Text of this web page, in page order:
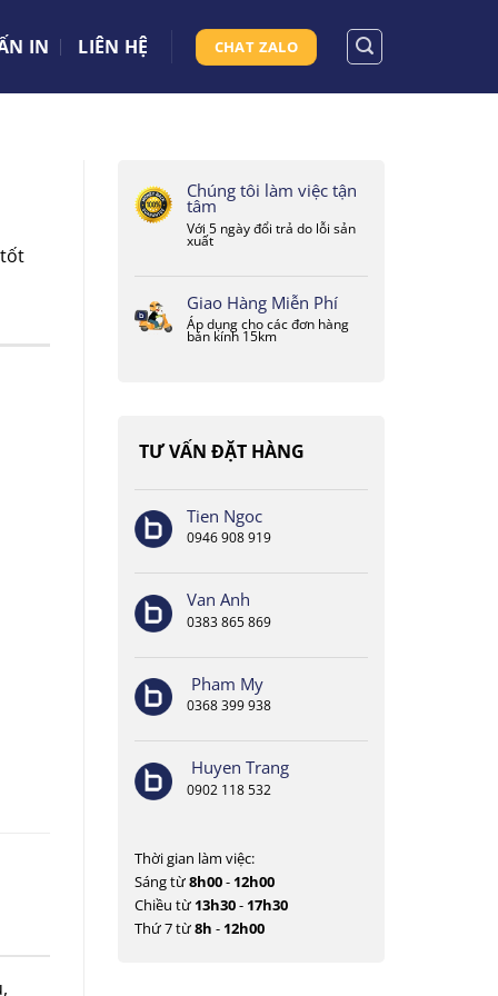
IN LIÊN HỆ CHAT ZALO
Chúng tôi làm việc tận
tâm
Với 5 ngày đổi trả do lỗi sản
xuất
Giao Hàng Miễn Phí
Áp dụng cho các đơn hàng
bán kính 15km
TƯ VẤN ĐẶT HÀNG
Tien Ngoc
0946 908 919
Van Anh
0383 865 869
Pham My
0368 399 938
Huyen Trang
0902 118 532
Thời gian làm việc:
Sáng từ8h00- 12h00
Chiều từ 13h30- 17h30
Thứ 7 từ8h - 12h00